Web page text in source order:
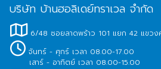
บริษัท บ้านฮอลิเดย์ทราเวล จำกัด
6/48 ซอยลาดพร้าว 101 แยก 42 แขวง
จันทร์ - ศุกร์ เวลา 08.00-17.00
เสาร์ - อาทิตย์ เวลา 08.00-15.00